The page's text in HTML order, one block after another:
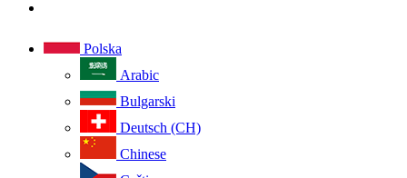
Polska
Arabic
Bulgarski
Deutsch (CH)
Chinese